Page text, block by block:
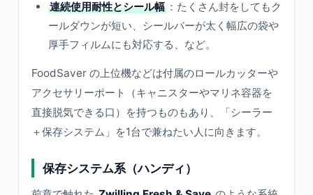
連続使用耐性とシール幅 ：たくさん封をしてもク
ールダウンが短い、シールバーが太く幅広の袋や
厚手フィルムにも対応する、など。
FoodSaver の上位機などは付属のロールカッターや
アクセサリーポート（キャニスターやマリネ容器を
直接脱気できる口）を持つものもあり、「シーラー
＋保存システム」を1台で兼ねたい人に向きます。
保存システム系（ハンディ）